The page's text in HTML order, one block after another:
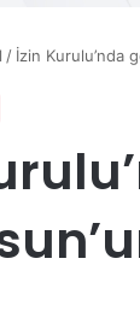
/ İzin Kurulu’nda